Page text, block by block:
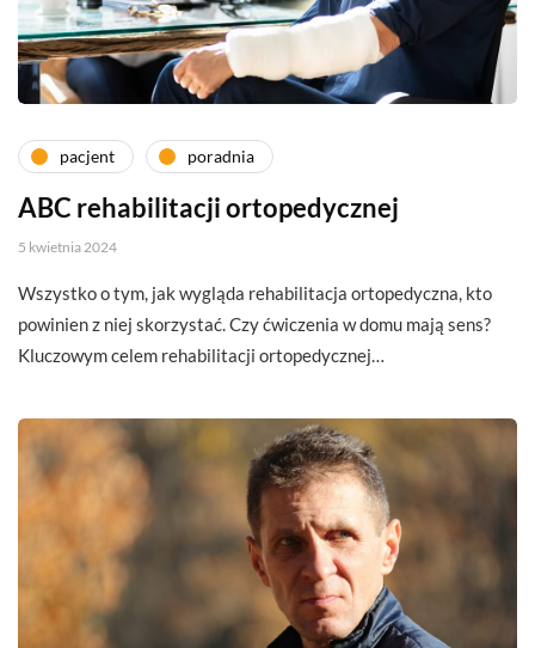
pacjent poradnia
ABC rehabilitacji ortopedycznej
5 kwietnia 2024
Wszystko o tym, jak wygląda rehabilitacja ortopedyczna, kto
powinien z niej skorzystać. Czy ćwiczenia w domu mają sens?
Kluczowym celem rehabilitacji ortopedycznej…